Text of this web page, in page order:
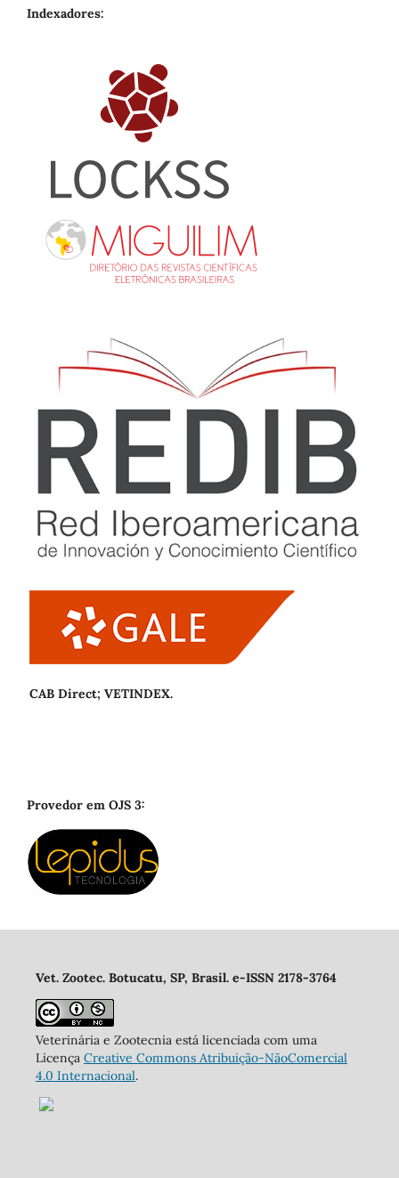
Indexadores:
CAB Direct; VETINDEX.
Provedor em OJS 3:
Vet. Zootec. Botucatu, SP, Brasil. e-ISSN 2178-3764
Veterinária e Zootecnia está licenciada com uma
Licença Creative Commons Atribuição-NãoComercial
4.0 Internacional.